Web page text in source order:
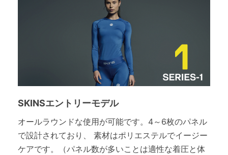
SKINSエントリーモデル
オールラウンドな使用が可能です。4～6枚のパネル
で設計されており、 素材はポリエステルでイージー
ケアです。（パネル数が多いことは適性な着圧と体